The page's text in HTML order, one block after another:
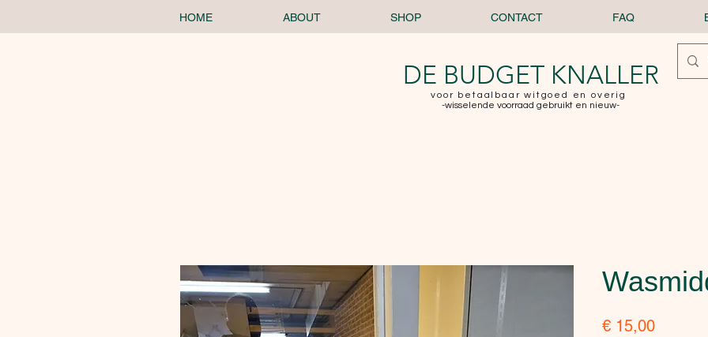
HOME ABOUT SHOP CONTACT FAQ
DE BUDGET KNALLER
voor betaalbaar witgoed en overig
-wisselende voorraad gebruikt en nieuw-
€ 15,00Prijs